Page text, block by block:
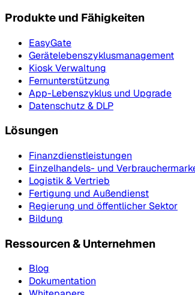
Produkte und Fähigkeiten
EasyGate
Gerätelebenszyklusmanagement
Kiosk Verwaltung
Fernunterstützung
App-Lebenszyklus und Upgrade
Datenschutz & DLP
Lösungen
Finanzdienstleistungen
Einzelhandels- und
Logistik & Vertrieb
Fertigung und Außendienst
Regierung und öffentlicher Sektor
Bildung
Ressourcen & Unternehmen
Blog
Dokumentation